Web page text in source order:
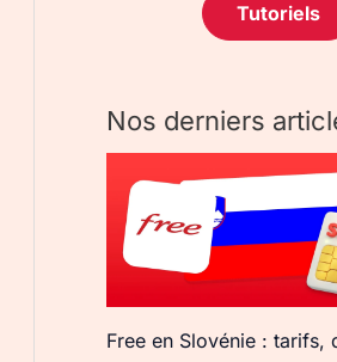
Tutoriels
Nos derniers
Free en Slovénie : tarifs,